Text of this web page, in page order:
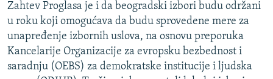
Zahtev Proglasa je i da beogradski izbori budu održani
u roku koji omogućava da budu sprovedene mere za
unapređenje izbornih uslova, na osnovu preporuka
Kancelarije Organizacije za evropsku bezbednost i
saradnju (OEBS) za demokratske institucije i ljudska